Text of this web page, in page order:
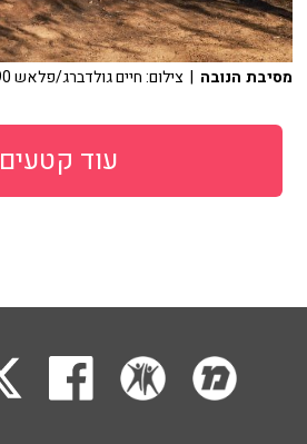
מסיבת הנובה | צילום: חיים גולדברג/פלאש 90
עוד קטעים